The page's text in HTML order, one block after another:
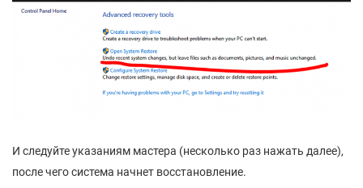
И следуйте указаниям мастера (несколько раз нажать далее),
после чего система начнет восстановление.